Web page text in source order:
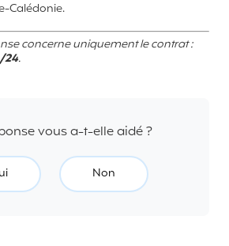
Calédonie.
concerne uniquement le contrat :
24.
vous a-t-elle aidé ?
Non